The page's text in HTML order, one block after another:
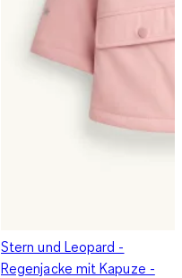
Stern und Leopard -
Regenjacke mit Kapuze -